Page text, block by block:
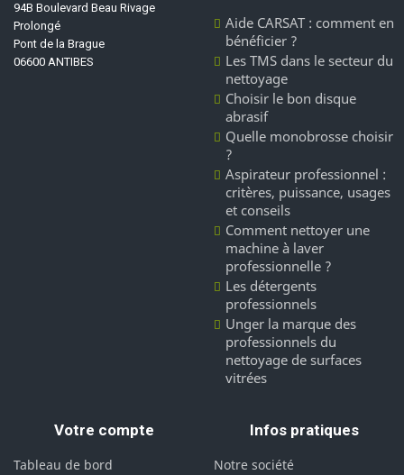
94B Boulevard Beau Rivage
Prolongé
Pont de la Brague
06600 ANTIBES
Aide CARSAT : comment en
bénéficier ?
Les TMS dans le secteur du
nettoyage
Choisir le bon disque
abrasif
Quelle monobrosse choisir
?
Aspirateur professionnel :
critères, puissance, usages
et conseils
Comment nettoyer une
machine à laver
professionnelle ?
Les détergents
professionnels
Unger la marque des
professionnels du
nettoyage de surfaces
vitrées
Votre compte
Tableau de bord
Infos pratiques
Notre société